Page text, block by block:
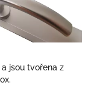
a jsou tvořena z